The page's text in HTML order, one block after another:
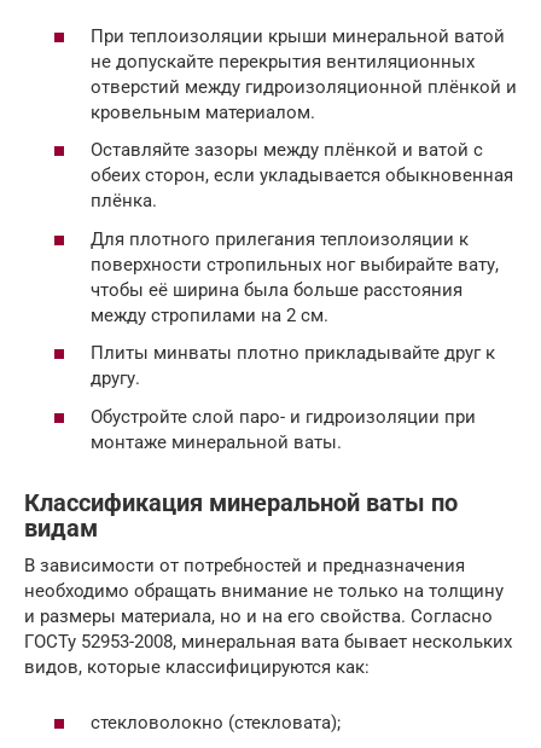
При теплоизоляции крыши минеральной ватой
не допускайте перекрытия вентиляционных
отверстий между гидроизоляционной плёнкой и
кровельным материалом.
Оставляйте зазоры между плёнкой и ватой с
обеих сторон, если укладывается обыкновенная
плёнка.
Для плотного прилегания теплоизоляции к
поверхности стропильных ног выбирайте вату,
чтобы её ширина была больше расстояния
между стропилами на 2 см.
Плиты минваты плотно прикладывайте друг к
другу.
Обустройте слой паро- и гидроизоляции при
монтаже минеральной ваты.
Классификация минеральной ваты по
видам
В зависимости от потребностей и предназначения
необходимо обращать внимание не только на толщину
и размеры материала, но и на его свойства. Согласно
ГОСТу 52953-2008, минеральная вата бывает нескольких
видов, которые классифицируются как:
стекловолокно (стекловата);